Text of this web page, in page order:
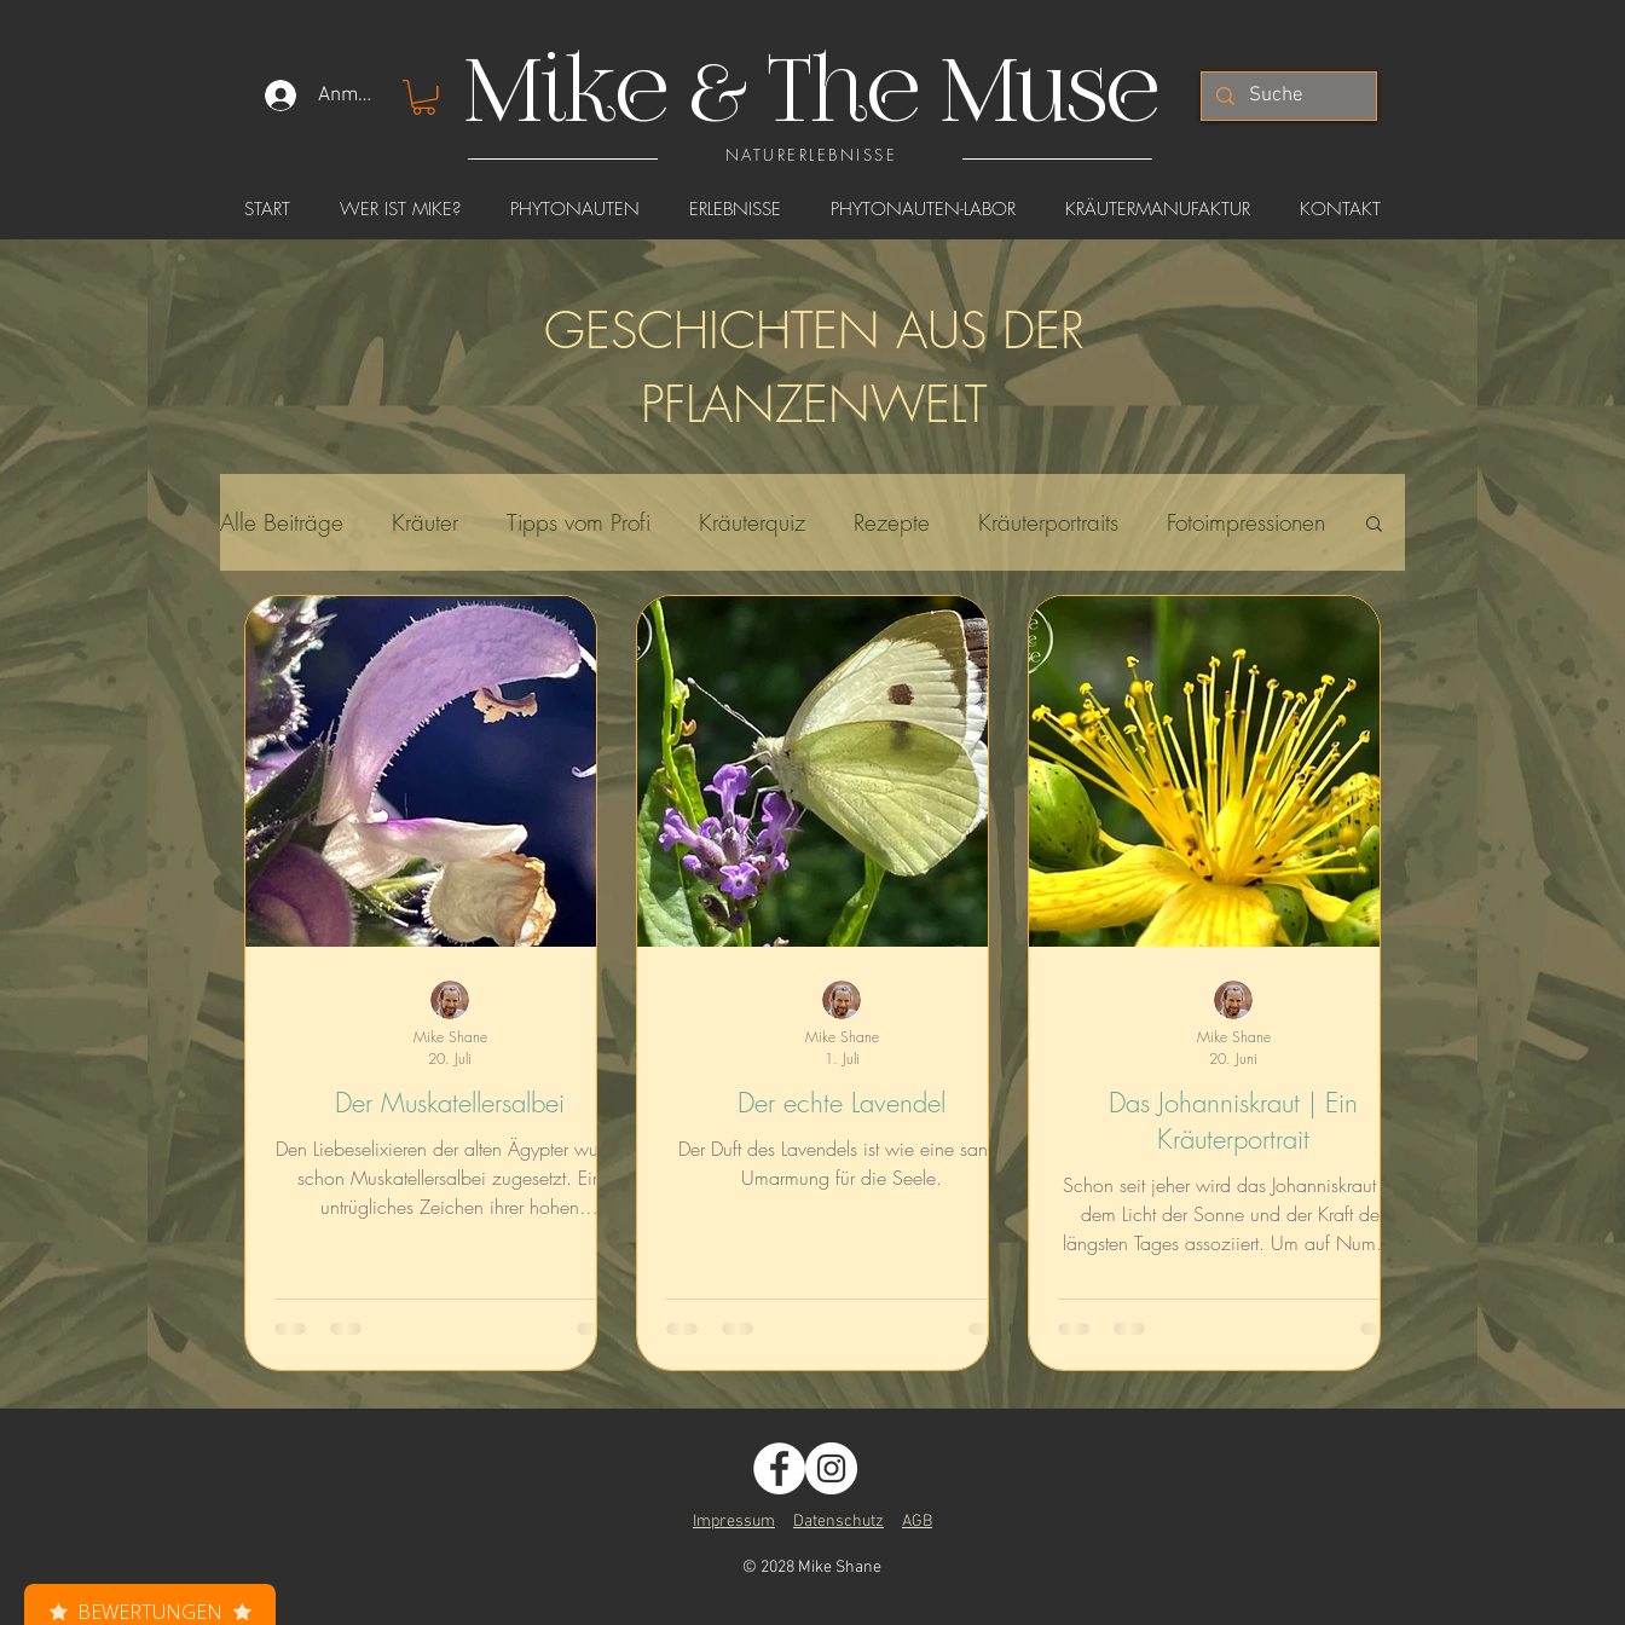
Anmelden Mike & The Muse
NATURERLEBNISSE
START WER IST MIKE? PHYTONAUTEN ERLEBNISSE PHYTONAUTEN-LABOR KRÄUTERMANUFAKTUR KONTAKT
GESCHICHTEN AUS DER
PFLANZENWELT
Alle Beiträge Kräuter Tipps vom Profi Kräuterquiz Rezepte Kräuterportraits Fotoimpressionen
Der Muskatellersalbei
Den Liebeselixieren der alten Ägypter wurde
schon Muskatellersalbei zugesetzt. Ein
untrügliches Zeichen ihrer hohen
Mike Shane
20. Juli
Der echte Lavendel
Der Duft des Lavendels ist wie eine sanfte
Umarmung für die Seele.
Mike Shane
1. Juli
Das Johanniskraut | Ein
Kräuterportrait
Schon seit jeher wird das Johanniskraut mit
dem Licht der Sonne und der Kraft des
längsten Tages assoziiert. Um auf Nummer
Mike Shane
20. Juni
Impressum Datenschutz AGB
© 2028 Mike Shane
BEWERTUNGEN